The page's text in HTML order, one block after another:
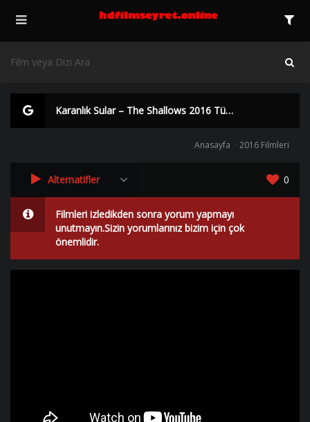
Karanlık Sular – The Shallows 2016 Türkçe Dublaj izle | HD |
Anasayfa 2016 Filmleri
Alternatifler 0
Filmleri izledikden sonra yorum yapmayı
unutmayın.Sizin yorumlarınız bizim için çok
önemlidir.